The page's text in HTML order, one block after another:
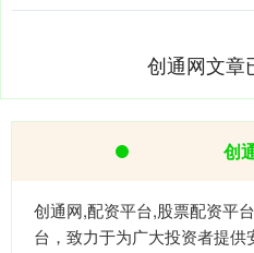
创通网文章
创
创通网,配资平台,股票配资平
台，致力于为广大投资者提供